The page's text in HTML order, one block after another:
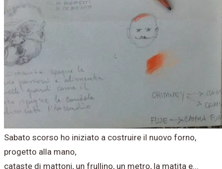
Sabato scorso ho iniziato a costruire il nuovo forno,
progetto alla mano,
cataste di mattoni, un frullino, un metro, la matita e...